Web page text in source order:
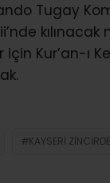
Tugay
kılınacak
Kur’an-ı
KAYSERI